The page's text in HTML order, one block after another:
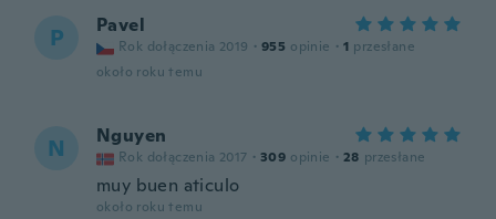
P Pavel
Rok dołączenia 2019 · 955 opinie · 1 przesłane
około roku temu
N Nguyen
Rok dołączenia 2017 · 309 opinie · 28 przesłane
muy buen aticulo
około roku temu